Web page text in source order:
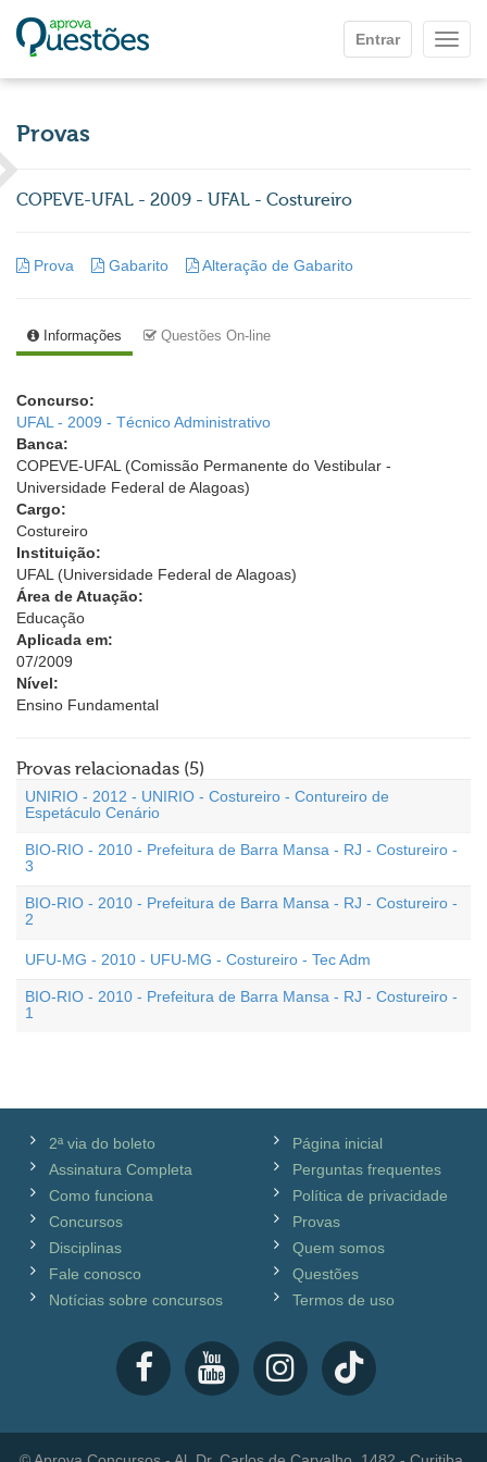
Entrar
Provas
COPEVE-UFAL - 2009 - UFAL - Costureiro
Prova Gabarito Alteração de Gabarito
Informações Questões On-line
Concurso:
UFAL - 2009 - Técnico Administrativo
Banca:
COPEVE-UFAL (Comissão Permanente do Vestibular -
Universidade Federal de Alagoas)
Cargo:
Costureiro
Instituição:
UFAL (Universidade Federal de Alagoas)
Área de Atuação:
Educação
Aplicada em:
07/2009
Nível:
Ensino Fundamental
Provas relacionadas (5)
UNIRIO - 2012 - UNIRIO - Costureiro - Contureiro de
Espetáculo Cenário
BIO-RIO - 2010 - Prefeitura de Barra Mansa - RJ - Costureiro -
3
BIO-RIO - 2010 - Prefeitura de Barra Mansa - RJ - Costureiro -
2
UFU-MG - 2010 - UFU-MG - Costureiro - Tec Adm
BIO-RIO - 2010 - Prefeitura de Barra Mansa - RJ - Costureiro -
1
2ª via do boleto
Assinatura Completa
Como funciona
Concursos
Disciplinas
Fale conosco
Notícias sobre concursos
Página inicial
Perguntas frequentes
Política de privacidade
Provas
Quem somos
Questões
Termos de uso